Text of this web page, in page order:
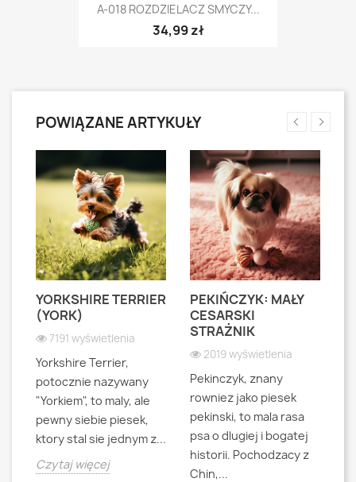
A-018 ROZDZIELACZ SMYCZY...
34,99 zł
POWIĄZANE ARTYKUŁY
YORKSHIRE TERRIER
(YORK)
7191 wyświetlenia
Yorkshire Terrier,
potocznie nazywany
"Yorkiem", to maly, ale
pewny siebie piesek,
ktory stal sie jednym z...
Czytaj więcej
PEKIŃCZYK: MAŁY
CESARSKI
STRAŻNIK
2019 wyświetlenia
Pekinczyk, znany
rowniez jako piesek
pekinski, to mala rasa
psa o dlugiej i bogatej
historii. Pochodzacy z
Chin,...